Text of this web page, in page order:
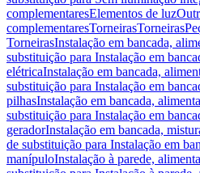
complementaresElementos de luz
complementaresTorneirasTorneiras
TorneirasInstalação em bancada,
substituição para Instalação em
elétricaInstalação em bancada,
substituição para Instalação em
pilhasInstalação em bancada,
substituição para Instalação em
geradorInstalação em bancada,
de substituição para Instalação em
manípuloInstalação à parede,